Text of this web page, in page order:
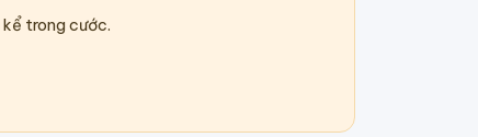
trong cước.